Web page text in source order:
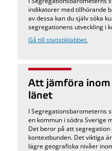
indikatorer med tillhörande
av dessa kan du själv söka
segregationens utveckling i
Gå till statistiklabbet.
Att jämföra
länet
I Segregationsbarometerns
en kommun i södra Sverige
Det beror på att
kontextbunden. Det viktiga
lägre geografiska nivåer